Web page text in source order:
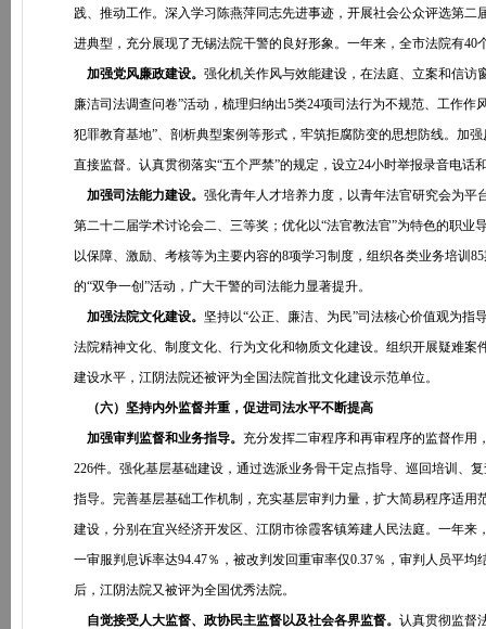
践、推动工作。深入学习陈燕萍同志先进事迹，开展社会公众评选第
进典型，充分展现了无锡法院干警的良好形象。一年来，全市法院有40
加强党风廉政建设。 强化机关作风与效能建设，在法庭、立案和信访
廉洁司法调查问卷”活动，梳理归纳出5类24项司法行为不规范、工作
犯罪教育基地”、剖析典型案例等形式，牢筑拒腐防变的思想防线。加
直接监督。认真贯彻落实“五个严禁”的规定，设立24小时举报录音电
加强司法能力建设。 强化青年人才培养力度，以青年法官研究会为平
第二十二届学术讨论会二、三等奖；优化以“法官教法官”为特色的职
以保障、激励、考核等为主要内容的8项学习制度，组织各类业务培训
的“双争一创”活动，广大干警的司法能力显著提升。
加强法院文化建设。 坚持以“公正、廉洁、为民”司法核心价值观为指
法院精神文化、制度文化、行为文化和物质文化建设。组织开展疑难
建设水平，江阴法院还被评为全国法院首批文化建设示范单位。
（六）坚持内外监督并重，促进司法水平不断提高
加强审判监督和业务指导。 充分发挥二审程序和再审程序的监督作用
226件。强化基层基础建设，通过选派业务骨干定点指导、巡回培训、
指导。完善基层基础工作机制，充实基层审判力量，扩大简易程序适
建设，分别在宜兴经济开发区、江阴市徐霞客镇筹建人民法庭。一年来
一审服判息诉率达94.47％，被改判发回重审率仅0.37％，审判人员平
后，江阴法院又被评为全国优秀法院。
自觉接受人大监督、政协民主监督以及社会各界监督。 认真贯彻监督